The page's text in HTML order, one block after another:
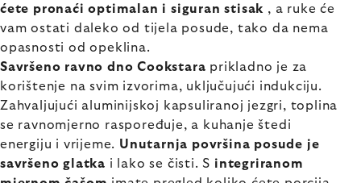
ćete pronaći optimalan i siguran stisak , a ruke će
vam ostati daleko od tijela posude, tako da nema
opasnosti od opeklina.
Savršeno ravno dno Cookstara prikladno je za
korištenje na svim izvorima, uključujući indukciju.
Zahvaljujući aluminijskoj kapsuliranoj jezgri, toplina
se ravnomjerno raspoređuje, a kuhanje štedi
energiju i vrijeme. Unutarnja površina posude je
savršeno glatka i lako se čisti. S integriranom